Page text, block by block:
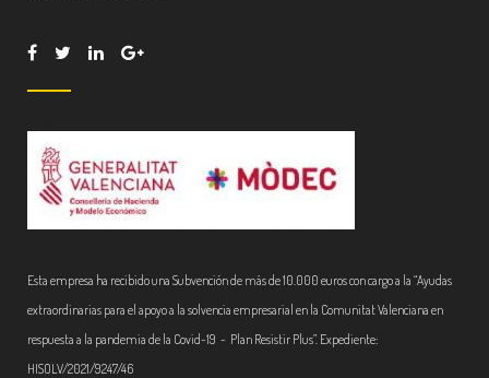
Esta empresa ha recibido una Subvención de más de 10.000 euros con cargo a la “Ayudas
extraordinarias para el apoyo a la solvencia empresarial en la Comunitat Valenciana en
respuesta a la pandemia de la Covid-19 - Plan Resistir Plus”. Expediente:
HISOLV/2021/9247/46